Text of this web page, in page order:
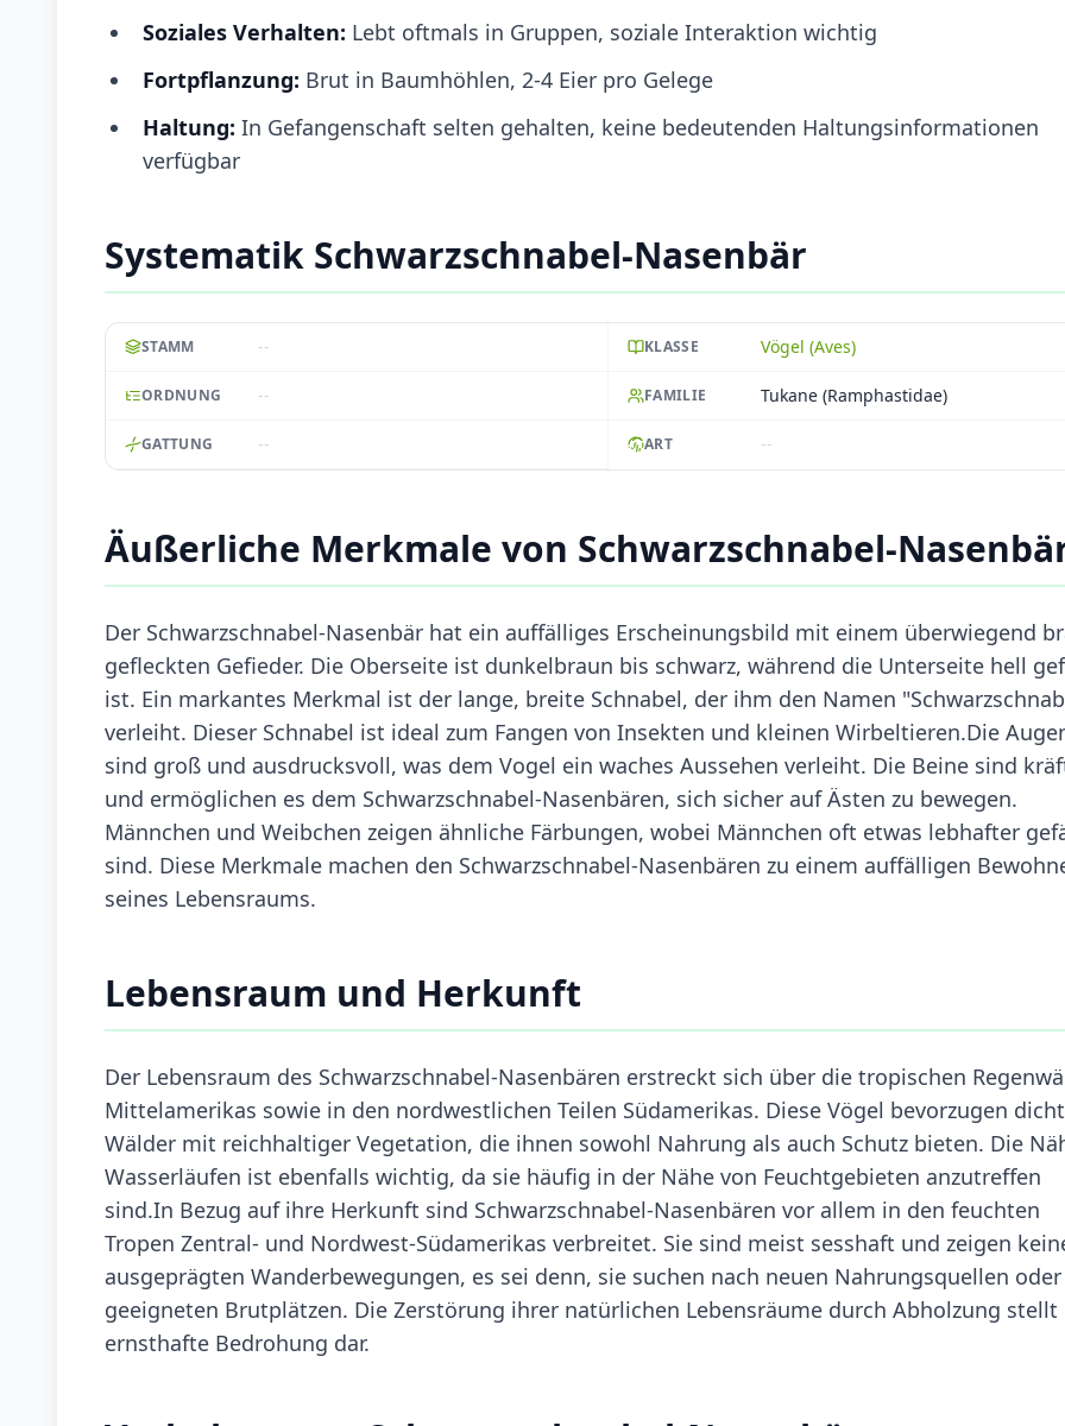
Soziales Verhalten: Lebt oftmals in Gruppen, soziale Interaktion wichtig
Fortpflanzung: Brut in Baumhöhlen, 2-4 Eier pro Gelege
Haltung: In Gefangenschaft selten gehalten, keine bedeutenden Haltungsinformationen
verfügbar
Systematik Schwarzschnabel-Nasenbär
STAMM -- KLASSE Vögel (Aves)
ORDNUNG -- FAMILIE Tukane (Ramphastidae)
GATTUNG -- ART --
Äußerliche Merkmale von Schwarzschnabel-
Der Schwarzschnabel-Nasenbär hat ein auffälliges Erscheinungsbild mit einem überwiegend
gefleckten Gefieder. Die Oberseite ist dunkelbraun bis schwarz, während die Unterseite hell
ist. Ein markantes Merkmal ist der lange, breite Schnabel, der ihm den Namen
verleiht. Dieser Schnabel ist ideal zum Fangen von Insekten und kleinen Wirbeltieren.Die
sind groß und ausdrucksvoll, was dem Vogel ein waches Aussehen verleiht. Die Beine sind
und ermöglichen es dem Schwarzschnabel-Nasenbären, sich sicher auf Ästen zu bewegen.
Männchen und Weibchen zeigen ähnliche Färbungen, wobei Männchen oft etwas lebhafter
sind. Diese Merkmale machen den Schwarzschnabel-Nasenbären zu einem auffälligen
seines Lebensraums.
Lebensraum und Herkunft
Der Lebensraum des Schwarzschnabel-Nasenbären erstreckt sich über die tropischen
Mittelamerikas sowie in den nordwestlichen Teilen Südamerikas. Diese Vögel bevorzugen
Wälder mit reichhaltiger Vegetation, die ihnen sowohl Nahrung als auch Schutz bieten. Die
Wasserläufen ist ebenfalls wichtig, da sie häufig in der Nähe von Feuchtgebieten anzutreffen
sind.In Bezug auf ihre Herkunft sind Schwarzschnabel-Nasenbären vor allem in den feuchten
Tropen Zentral- und Nordwest-Südamerikas verbreitet. Sie sind meist sesshaft und zeigen
ausgeprägten Wanderbewegungen, es sei denn, sie suchen nach neuen Nahrungsquellen oder
geeigneten Brutplätzen. Die Zerstörung ihrer natürlichen Lebensräume durch Abholzung stellt
ernsthafte Bedrohung dar.